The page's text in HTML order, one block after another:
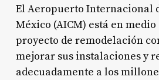
El Aeropuerto Internacional
México (AICM) está en
proyecto de remodelación
mejorar sus instalaciones y
adecuadamente a los